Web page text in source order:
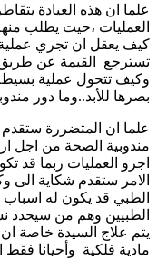
علما ان هذه العيادة
كيف يعقل ان تجري عملية
تسترجع القيمة عن طريق
وكيف تتحول عملية بسيطة
بصرها للأبد..وما دور
علما ان المتضررة
مندوبية الصحة من اجل
اجرو العمليات ربما قد
الامر ستقدم شكاية الى
الطبي قد يكون له اسباب
الطبيين وهم من سيحدد
يتم علاج السيدة خاصة ان
مادية فلكية وأحيانا فقط